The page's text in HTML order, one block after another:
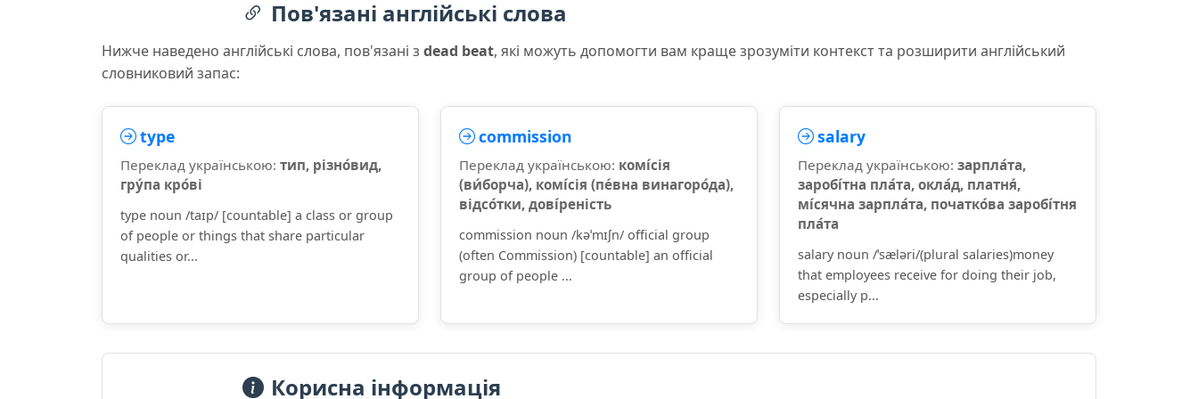
Пов'язані англійські слова
Нижче наведено англійські слова, пов'язані з dead beat, які можуть допомогти вам краще зрозуміти контекст та розширити англійський
словниковий запас:
type
Переклад українською: тип, різно́вид,
гру́па кро́ві
type noun /taɪp/ [countable] a class or group
of people or things that share particular
qualities or...
commission
Переклад українською: комі́сія
(ви́борча), комі́сія (пе́вна винагоро́да),
відсо́тки, дові́реність
commission noun /kəˈmɪʃn/ official group
(often Commission) [countable] an official
group of people ...
salary
Переклад українською: зарпла́та,
заробі́тна пла́та, окла́д, платня́,
мі́сячна зарпла́та, початко́ва заробі́тня
пла́та
salary noun /ˈsæləri/(plural salaries)money
that employees receive for doing their job,
especially p...
Корисна інформація